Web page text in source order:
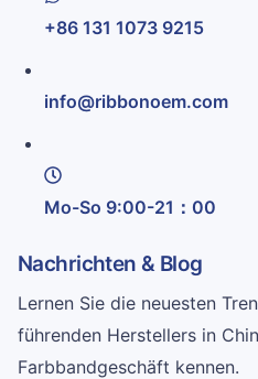
+86 131 1073 9215
info@ribbonoem.com
Mo-So 9:00-21：00
Nachrichten & Blog
Lernen Sie die neuesten
führenden Herstellers in
Farbbandgeschäft kennen.